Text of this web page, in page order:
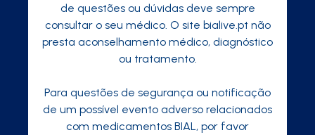
de questões ou dúvidas deve sempre
consultar o seu médico. O site bialive.pt não
presta aconselhamento médico, diagnóstico
ou tratamento.
Para questões de segurança ou notificação
de um possível evento adverso relacionados
com medicamentos BIAL, por favor